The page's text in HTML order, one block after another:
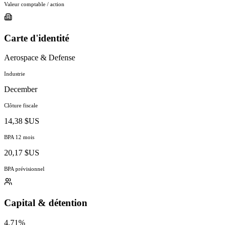
Valeur comptable / action
Carte d'identité
Aerospace & Defense
Industrie
December
Clôture fiscale
14,38 $US
BPA 12 mois
20,17 $US
BPA prévisionnel
Capital & détention
4.71%